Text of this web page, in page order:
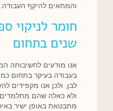
והמתאים להיקף העבודה.
חומר לניקוי
שנים בתחום
אנו מודעים לחשיבותה
בעבודה בעיקר בתחום
לבן, ולכן אנו מקפידים
ולא כאלה שהם
מתבטאת באופן ישיר